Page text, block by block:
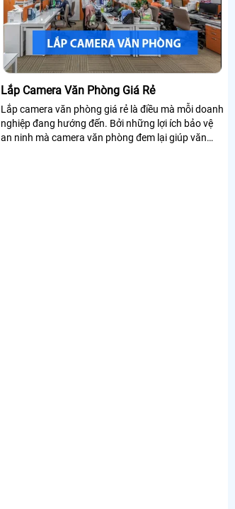
Lắp Camera Văn Phòng Giá Rẻ
Lắp camera văn phòng giá rẻ là điều mà mỗi doanh
nghiệp đang hướng đến. Bởi những lợi ích bảo vệ
an ninh mà camera văn phòng đem lại giúp văn